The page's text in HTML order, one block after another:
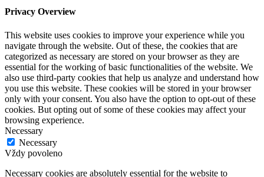
Privacy Overview
This website uses cookies to improve your experience while you
navigate through the website. Out of these, the cookies that are
categorized as necessary are stored on your browser as they are
essential for the working of basic functionalities of the website. We
also use third-party cookies that help us analyze and understand how
you use this website. These cookies will be stored in your browser
only with your consent. You also have the option to opt-out of these
cookies. But opting out of some of these cookies may affect your
browsing experience.
Necessary
Necessary
Vždy povoleno
Necessary cookies are absolutely essential for the website to